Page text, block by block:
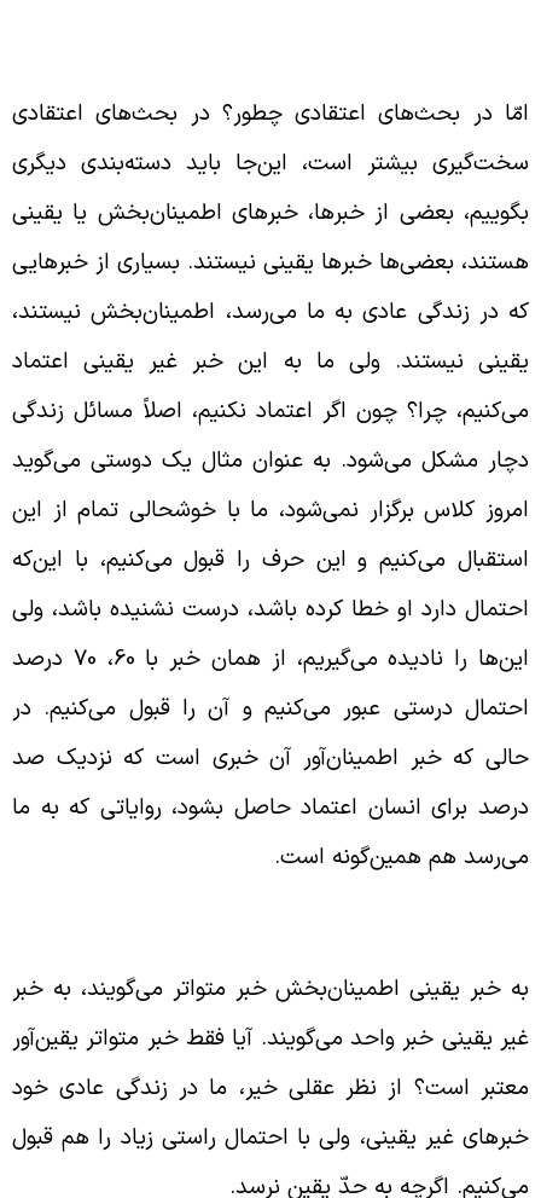
در بحث‌های اعتقادی چطور؟ در بحث‌های اعتقادی
بیشتر است، این‌جا باید دسته‌بندی دیگری
بعضی از خبرها، خبرهای اطمینان‌بخش یا یقینی
بعضی‌ها خبرها یقینی نیستند. بسیاری از خبرهایی
در زندگی عادی به ما می‌رسد، اطمینان‌بخش نیستند،
نیستند. ولی ما به این خبر غیر یقینی اعتماد
چرا؟ چون اگر اعتماد نکنیم، اصلاً مسائل زندگی
مشکل می‌شود. به عنوان مثال یک دوستی می‌گوید
کلاس برگزار نمی‌شود، ما با خوشحالی تمام از این
می‌کنیم و این حرف را قبول می‌کنیم، با این‌که
دارد او خطا کرده باشد، درست نشنیده باشد، ولی
این‌ها را نادیده می‌گیریم، از همان خبر با 60، 70 درصد
درستی عبور می‌کنیم و آن را قبول می‌کنیم. در
که خبر اطمینان‌آور آن خبری است که نزدیک صد
برای انسان اعتماد حاصل بشود، روایاتی که به ما
هم همین‌گونه است.
خبر یقینی اطمینان‌بخش خبر متواتر می‌گویند، به خبر
یقینی خبر واحد می‌گویند. آیا فقط خبر متواتر یقین‌آور
است؟ از نظر عقلی خیر، ما در زندگی عادی خود
غیر یقینی، ولی با احتمال راستی زیاد را هم قبول
اگرچه به حدّ یقین نرسد.